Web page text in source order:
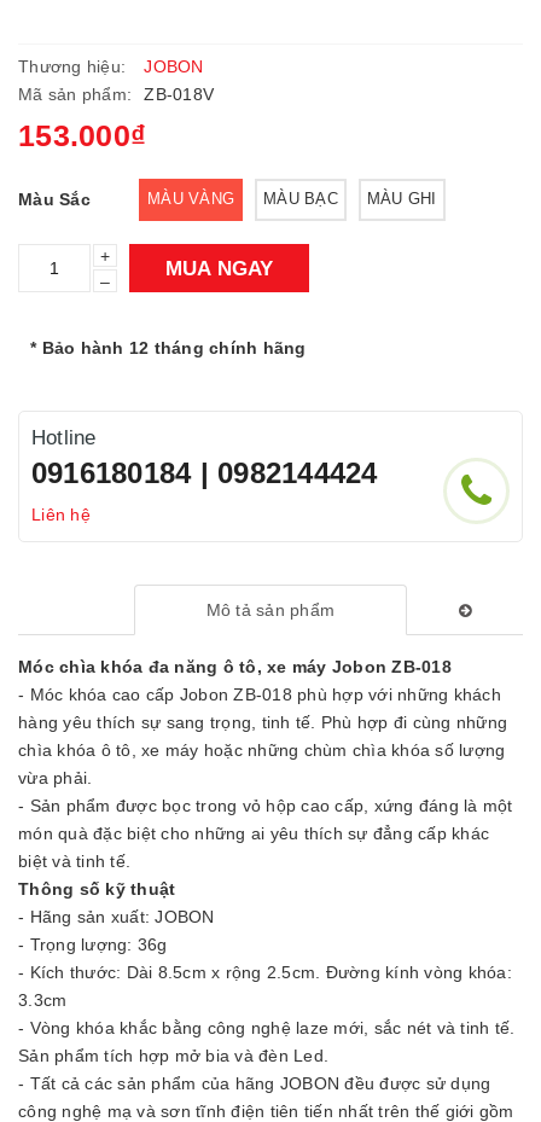
Thương hiệu:
JOBON
Mã sản phẩm:
ZB-018V
153.000₫
Màu Sắc MÀU VÀNG MÀU BẠC MÀU GHI
+
–
MUA NGAY
* Bảo hành 12 tháng chính hãng
Hotline
0916180184 | 0982144424
Liên hệ
Mô tả sản phẩm
Móc chìa khóa đa năng ô tô, xe máy Jobon ZB-018
- Móc khóa cao cấp Jobon ZB-018 phù hợp với những khách
hàng yêu thích sự sang trọng, tinh tế. Phù hợp đi cùng những
chìa khóa ô tô, xe máy hoặc những chùm chìa khóa số lượng
vừa phải.
- Sản phẩm được bọc trong vỏ hộp cao cấp, xứng đáng là một
món quà đặc biệt cho những ai yêu thích sự đẳng cấp khác
biệt và tinh tế.
Thông số kỹ thuật
- Hãng sản xuất: JOBON
- Trọng lượng: 36g
- Kích thước: Dài 8.5cm x rộng 2.5cm. Đường kính vòng khóa:
3.3cm
- Vòng khóa khắc bằng công nghệ laze mới, sắc nét và tinh tế.
Sản phẩm tích hợp mở bia và đèn Led.
- Tất cả các sản phẩm của hãng JOBON đều được sử dụng
công nghệ mạ và sơn tĩnh điện tiên tiến nhất trên thế giới gồm